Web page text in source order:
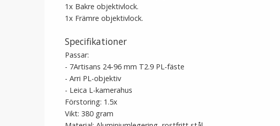
1x Bakre objektivlock.
1x Främre objektivlock.
Specifikationer
Passar:
- 7Artisans 24-96 mm T2.9 PL-fäste
- Arri PL-objektiv
- Leica L-kamerahus
Förstoring: 1.5x
Vikt: 380 gram